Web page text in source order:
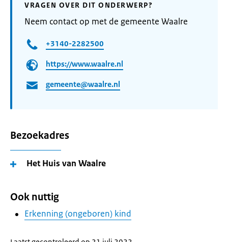
VRAGEN OVER DIT ONDERWERP?
Neem contact op met de gemeente Waalre
+3140-2282500
https://www.waalre.nl
gemeente@waalre.nl
Bezoekadres
Het Huis van Waalre
Ook nuttig
Erkenning (ongeboren) kind